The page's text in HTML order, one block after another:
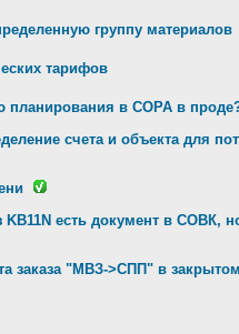
группу материалов
тарифов
планирования в COPA в
счета и объекта для
KB11N есть документ в СОВК,
заказа "МВЗ->СПП" в